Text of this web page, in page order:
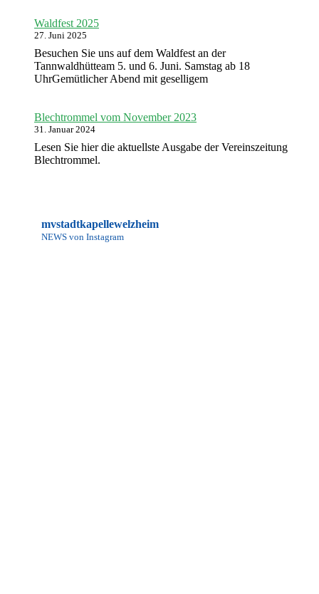
Waldfest 2025
27. Juni 2025
Besuchen Sie uns auf dem Waldfest an der
Tannwaldhütteam 5. und 6. Juni. Samstag ab 18
UhrGemütlicher Abend mit geselligem
Blechtrommel vom November 2023
31. Januar 2024
Lesen Sie hier die aktuellste Ausgabe der Vereinszeitung
Blechtrommel.
mvstadtkapellewelzheim
NEWS von Instagram